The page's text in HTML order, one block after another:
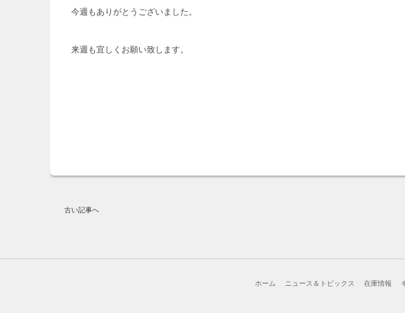
今週もありがとうございました。
来週も宜しくお願い致します。
古い記事へ
ホーム ニュース＆トピックス 在庫情報